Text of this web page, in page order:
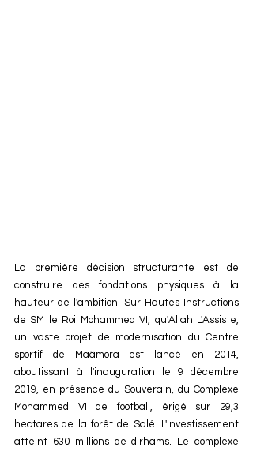
La première décision structurante est de
construire des fondations physiques à la
hauteur de l'ambition. Sur Hautes Instructions
de SM le Roi Mohammed VI, qu'Allah L'Assiste,
un vaste projet de modernisation du Centre
sportif de Maâmora est lancé en 2014,
aboutissant à l'inauguration le 9 décembre
2019, en présence du Souverain, du Complexe
Mohammed VI de football, érigé sur 29,3
hectares de la forêt de Salé. L'investissement
atteint 630 millions de dirhams. Le complexe